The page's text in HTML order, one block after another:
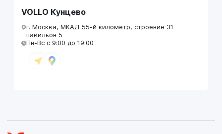
VOLLO Кунцево
г. Москва, МКАД 55-й километр, строение 31
павильон 5
Пн-Вс с 9:00 до 19:00